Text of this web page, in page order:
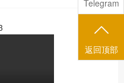
Telegram
返回顶部